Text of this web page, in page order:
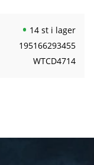
14 st i lager
195166293455
WTCD4714